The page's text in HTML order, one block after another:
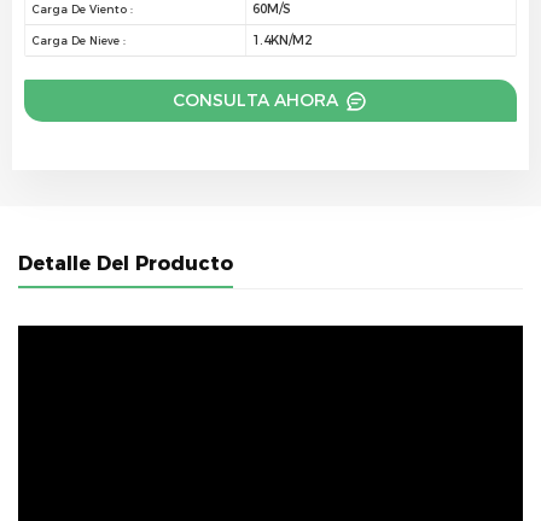
Carga De Viento : 60M/S
Carga De Nieve : 1.4KN/M2
CONSULTA AHORA
Detalle Del Producto